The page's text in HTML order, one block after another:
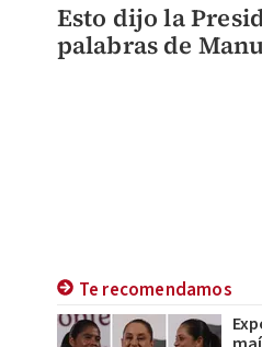
Esto dijo la
palabras de
Te recomendamos